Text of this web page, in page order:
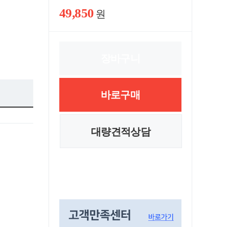
49,850 원
바로구매
대량견적상담